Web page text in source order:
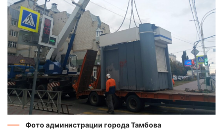
Фото администрации города Тамбова